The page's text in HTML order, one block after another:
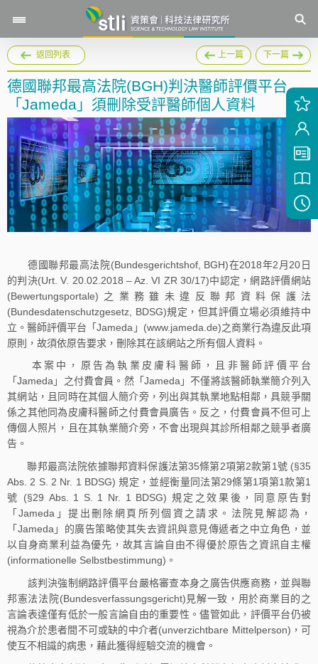
返回列表 上一篇 下一篇
德國聯邦最高法院(BGH)判決醫師評價平台
「Jameda」須刪除受評醫師個人資料
德國聯邦最高法院(Bundesgerichtshof, BGH)在2018年2月20日
的判決(Urt. V. 20.02.2018 – Az. VI ZR 30/17)中認定，網路評價網站
(Bewertungsportale)之業務雖未違反聯邦資料保護法
(Bundesdatenschutzgesetz, BDSG)規定，但其評價立場必須維持中
立。醫師評價平台「Jameda」(www.jameda.de)之商業行為違反此項
原則，故須依原告要求，刪除其在該網站之所有個人資料。
本案中，原告為執業皮膚科醫師，且非醫師評價平台
「Jameda」之付費會員。然「Jameda」不僅將該醫師執業簡介列入
其網站，且同時在其個人簡介旁，列出與其執業地點相鄰，具競爭關
係之其他同為皮膚科醫師之付費會員廣告。反之，付費會員不但可上
傳個人照片，且在其執業簡介旁，不會出現與其診所相鄰之競爭者廣
告。
聯邦最高法院依據聯邦資料保護法第35條第2項第2款第1號 (§35
Abs. 2 S. 2 Nr. 1 BDSG) 規定，並經衡量同法第29條第1項第1款第1
號 (§29 Abs. 1 S. 1 Nr. 1 BDSG) 規定之效果後，同意原告對
「Jameda」提出刪除網頁所列個資之請求。法院見解認為，
「Jameda」的廣告策略使其失去資訊與意見傳遞者之中立角色，並
以自身商業利益為優先，故其言論自由不得優於原告之資訊自主權
(informationelle Selbstbestimmung)。
該判決強制網路評價平台嚴格審查本身之廣告供應商務，並與聯
邦憲法法院(Bundesverfassungsgericht)見解一致，用於商業目的之
言論表達僅有低於一般言論自由的重要性。儘管如此，評價平台仍被
視為介於患者間不可或缺的中介者(unverzichtbare Mittelperson)，可
使互不相識的病患，藉此獲得經驗交流的機會。